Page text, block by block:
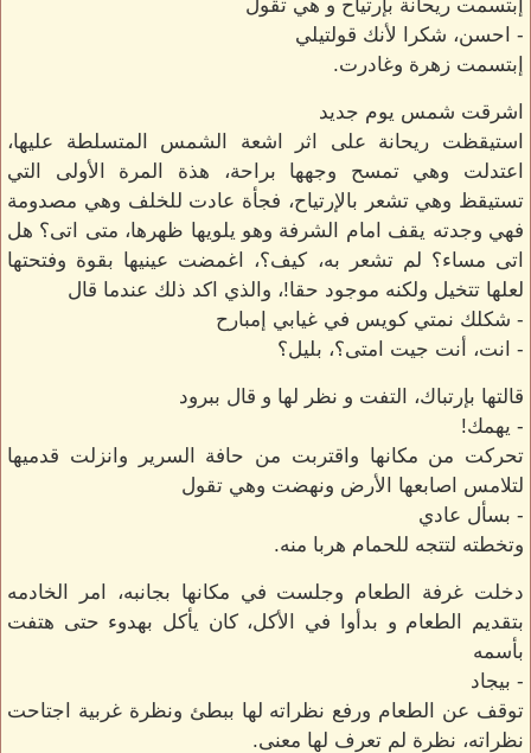
إبتسمت ريحانة بإرتياح و هي تقول
- احسن، شكرا لأنك قولتيلي
إبتسمت زهرة وغادرت.
اشرقت شمس يوم جديد
استيقظت ريحانة على اثر اشعة الشمس المتسلطة عليها،
اعتدلت وهي تمسح وجهها براحة، هذة المرة الأولى التي
تستيقظ وهي تشعر بالإرتياح، فجأة عادت للخلف وهي مصدومة
فهي وجدته يقف امام الشرفة وهو يلويها ظهرها، متى اتى؟ هل
اتى مساء؟ لم تشعر به، كيف؟، اغمضت عينيها بقوة وفتحتها
لعلها تتخيل ولكنه موجود حقا!، والذي اكد ذلك عندما قال
- شكلك نمتي كويس في غيابي إمبارح
- انت، أنت جيت امتى؟، بليل؟
قالتها بإرتباك، التفت و نظر لها و قال ببرود
- يهمك!
تحركت من مكانها واقتربت من حافة السرير وانزلت قدميها
لتلامس اصابعها الأرض ونهضت وهي تقول
- بسأل عادي
وتخطته لتتجه للحمام هربا منه.
دخلت غرفة الطعام وجلست في مكانها بجانبه، امر الخادمه
بتقديم الطعام و بدأوا في الأكل، كان يأكل بهدوء حتى هتفت
بأسمه
- بيجاد
توقف عن الطعام ورفع نظراته لها ببطئ ونظرة غربية اجتاحت
نظراته، نظرة لم تعرف لها معنى.